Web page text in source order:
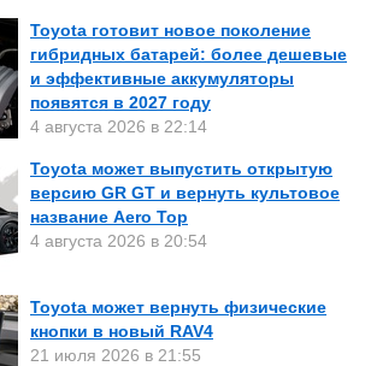
Toyota готовит новое поколение
гибридных батарей: более дешевые
и эффективные аккумуляторы
появятся в 2027 году
4 августа 2026 в 22:14
Toyota может выпустить открытую
версию GR GT и вернуть культовое
название Aero Top
4 августа 2026 в 20:54
Toyota может вернуть физические
кнопки в новый RAV4
21 июля 2026 в 21:55